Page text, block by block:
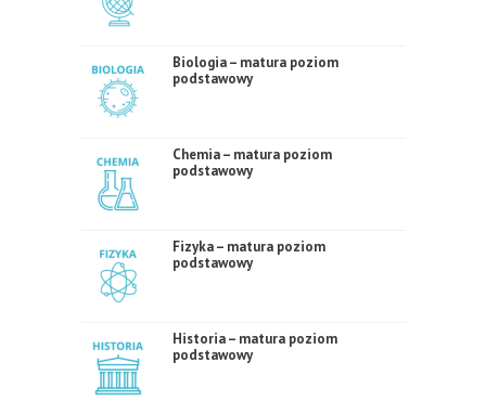
Biologia – matura poziom
podstawowy
Chemia – matura poziom
podstawowy
Fizyka – matura poziom
podstawowy
Historia – matura poziom
podstawowy